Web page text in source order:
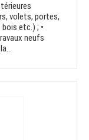
volets, portes,
etc.) ; •
neufs